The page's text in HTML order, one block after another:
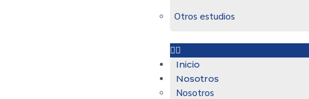
Otros estudios
Inicio
Nosotros
Nosotros